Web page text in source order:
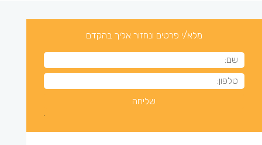
מלא/י פרטים ונחזור אליך בהקדם